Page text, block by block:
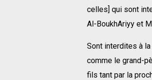
celles] qui sont
Al-BoukhAriyy et
Sont interdites à
comme le grand-
fils tant par la